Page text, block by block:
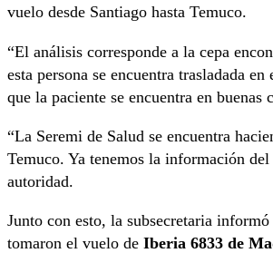
vuelo desde Santiago hasta Temuco.
“El análisis corresponde a la cepa
esta persona se encuentra trasladada
que la paciente se encuentra en buenas
“La Seremi de Salud se encuentra
Temuco. Ya tenemos la información
autoridad.
Junto con esto, la subsecretaria
tomaron el vuelo de Iberia 6833 de